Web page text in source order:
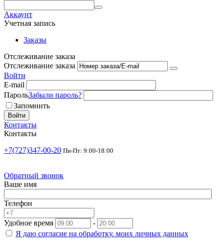
Аккаунт
Учетная запись
Заказы
Отслеживание заказа
Отслеживание заказа
Войти
E-mail
ПарольЗабыли пароль?
Запомнить
Войти
Контакты
Контакты
+7(727)347-00-20 Пн-Пт: 9:00-18:00
Обратный звонок
Ваше имя
Телефон
Удобное время
-
Я даю согласие на обработку. моих личных данных